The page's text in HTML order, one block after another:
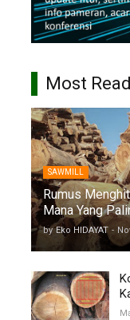
Most Read
SAWMILL
Rumus
Mana Yang
by Eko HIDAYAT -